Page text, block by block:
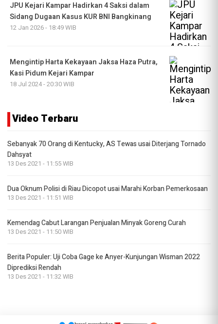
JPU Kejari Kampar Hadirkan 4 Saksi dalam
Sidang Dugaan Kasus KUR BNI Bangkinang
12 Jan 2026 - 18:49 WIB
Mengintip Harta Kekayaan Jaksa Haza Putra,
Kasi Pidum Kejari Kampar
18 Jul 2024 - 20:30 WIB
Video Terbaru
Sebanyak 70 Orang di Kentucky, AS Tewas usai Diterjang Tornado
Dahsyat
13 Des 2021 - 11:55 WIB
Dua Oknum Polisi di Riau Dicopot usai Marahi Korban Pemerkosaan
13 Des 2021 - 11:51 WIB
Kemendag Cabut Larangan Penjualan Minyak Goreng Curah
13 Des 2021 - 11:50 WIB
Berita Populer: Uji Coba Gage ke Anyer-Kunjungan Wisman 2022
Diprediksi Rendah
13 Des 2021 - 11:32 WIB